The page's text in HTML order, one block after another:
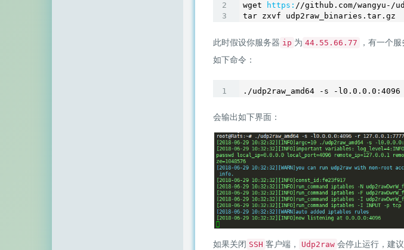
wget
https: //github.com/wangyu - /
tar zxvf udp2raw_binaries.tar.gz
此时假设你服务器 ip 为 44.55.66.77 ，有一个
如下命令：
./udp2raw_amd64 -s -
会输出如下界面：
如果关闭 SSH 客户端， Udp2raw 会停止运行，建